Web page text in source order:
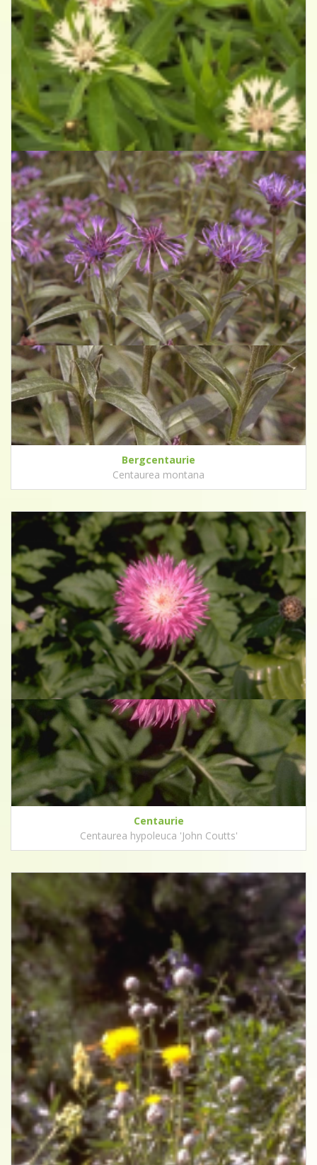
Bergcentaurie
Centaurea montana 'Alba'
Bergcentaurie
Centaurea montana
Centaurie
Centaurea hypoleuca 'John Coutts'